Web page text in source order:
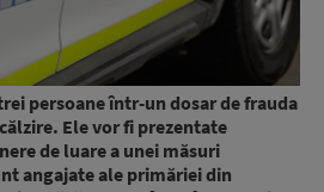
persoane într-un dosar de frauda
Ele vor fi prezentate
de luare a unei măsuri
angajate ale primăriei din